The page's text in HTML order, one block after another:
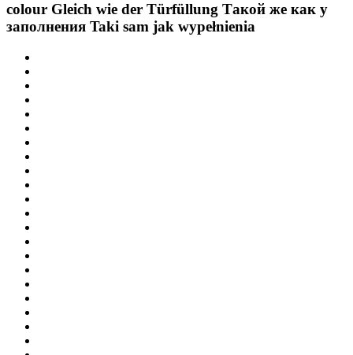
colour Gleich wie der Türfüllung Такой же как у
заполнения Taki sam jak wypełnienia